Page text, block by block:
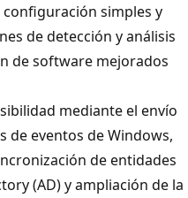
simples y
de detección y análisis
de software mejorados
mediante el envío
de eventos de Windows,
de entidades
(AD) y ampliación de la